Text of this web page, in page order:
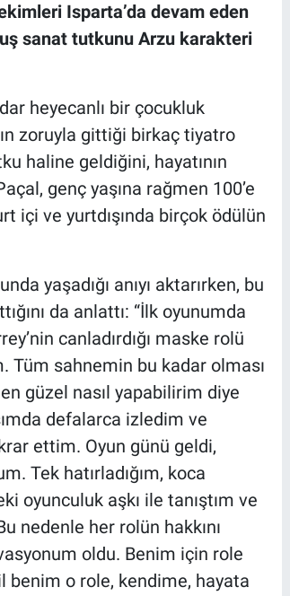
Isparta’da devam eden
sanat tutkunu Arzu karakteri
heyecanlı bir çocukluk
zoruyla gittiği birkaç tiyatro
haline geldiğini, hayatının
genç yaşına rağmen 100’e
içi ve yurtdışında birçok ödülün
yaşadığı anıyı aktarırken, bu
da anlattı: “İlk oyunumda
canladırdığı maske rolü
Tüm sahnemin bu kadar olması
güzel nasıl yapabilirim diye
defalarca izledim ve
ettim. Oyun günü geldi,
Tek hatırladığım, koca
oyunculuk aşkı ile tanıştım ve
nedenle her rolün hakkını
oldu. Benim için role
benim o role, kendime, hayata